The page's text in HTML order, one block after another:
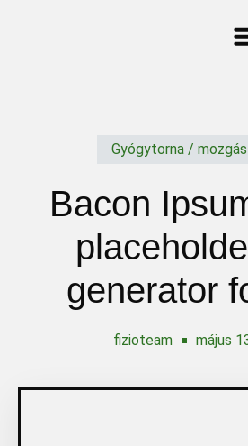
Gyógytorna /
Bacon
generator
fizioteam május